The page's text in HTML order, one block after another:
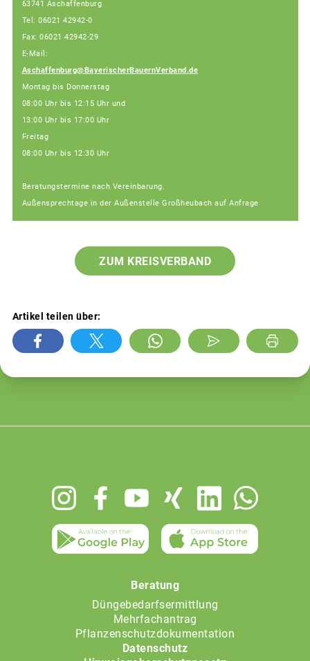
63741 Aschaffenburg
Tel: 06021 42942-0
Fax: 06021 42942-29
E-Mail:
Aschaffenburg@BayerischerBauernVerband.de
Montag bis Donnerstag
08:00 Uhr bis 12:15 Uhr und
13:00 Uhr bis 17:00 Uhr
Freitag
08:00 Uhr bis 12:30 Uhr
Beratungstermine nach Vereinbarung.
Außensprechtage in der Außenstelle Großheubach auf Anfrage
ZUM KREISVERBAND
Artikel teilen über:
Beratung
Düngebedarfsermittlung
Mehrfachantrag
Pflanzenschutzdokumentation
Datenschutz